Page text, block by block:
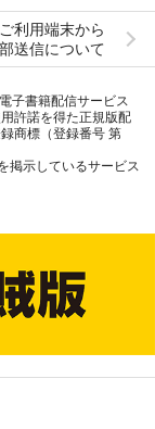
利用端末から
送信について
子書籍配信サービス
許諾を得た正規版配
商標（登録番号 第
掲示しているサービス